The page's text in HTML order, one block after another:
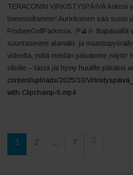
TERACONIN VIRKISTYSPÄIVÄ kokosi
toimistoiltamme! Aurinkoinen sää suosi
FrisbeeGolfParkissa. 🥏⛳️🌞 Iltapäivällä
suuntasimme alamäki- ja
videolta, miltä meidän päivämme näytti!
olleille – tästä jäi hymy huulille pitkäksi
content/uploads/2025/10/
with-Clipchamp-6.mp4
1 2 … 7